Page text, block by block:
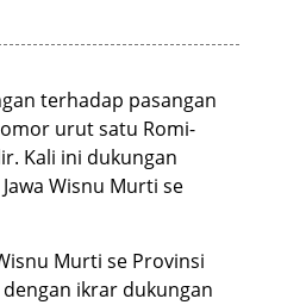
terhadap pasangan
urut satu Romi-
Kali ini dukungan
Wisnu Murti se
Murti se Provinsi
ikrar dukungan